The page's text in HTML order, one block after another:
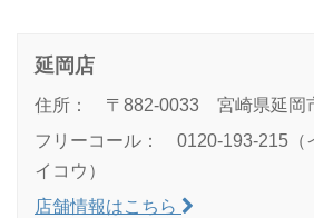
延岡店
住所： 〒882-0033 宮崎県延岡
フリーコール： 0120-193-215（
イコウ）
店舗情報はこちら